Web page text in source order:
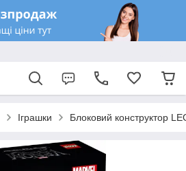
Іграшки Блоковий конструктор